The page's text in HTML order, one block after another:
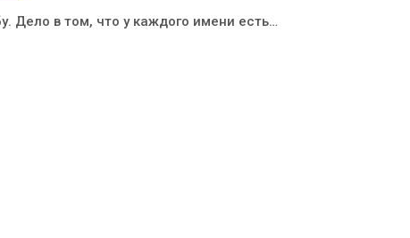
Дело в том, что у каждого имени есть…